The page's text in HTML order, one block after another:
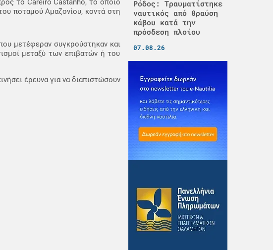
ποταμού Αμαζονίου, κοντά στη
μετέφεραν συγκρούστηκαν και
μεταξύ των επιβατών ή του
έρευνα για να διαπιστώσουν
Ρόδος: Τραυματίστηκε
ναυτικός από θραύση
κάβου κατά την
πρόσδεση πλοίου
07.08.26